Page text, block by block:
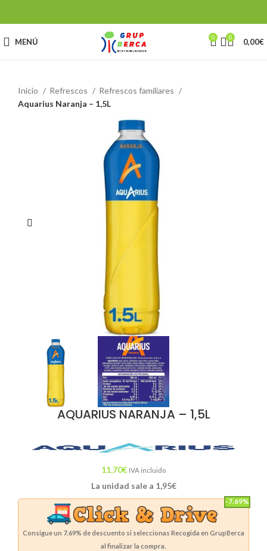
MENÚ 0 0 0,00€
Inicio Refrescos
Refrescos familiares
Aquarius Naranja – 1,5L
AQUARIUS NARANJA – 1,5L
11,70€ IVA incluido
La unidad sale a 1,95€
-7.69%
Consigue un 7.69% de descuento si seleccionas Recogida en GrupBerca
al finalizar la compra.